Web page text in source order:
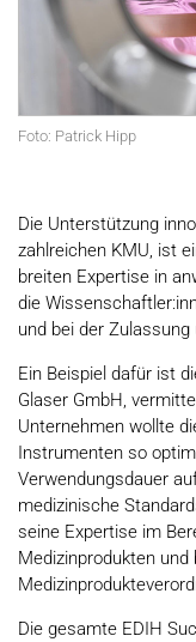
Foto: Patrick Hipp
Die Unterstützung
zahlreichen KMU, ist
breiten Expertise in
die
und bei der
Ein Beispiel dafür ist
Glaser GmbH,
Unternehmen wollte
Instrumenten so
Verwendungsdauer
medizinische
seine Expertise im
Medizinprodukten
Die gesamte EDIH